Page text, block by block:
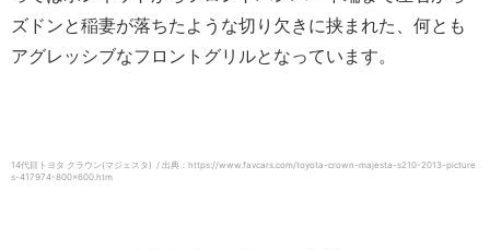
ズドンと稲妻が落ちたような切り欠きに挟まれた、何とも
アグレッシブなフロントグリルとなっています。
14代目トヨタ クラウン(マジェスタ) / 出典：https://www.favcars.com/toyota-crown-majesta-s210-2013-picture
s-417974-800×600.htm